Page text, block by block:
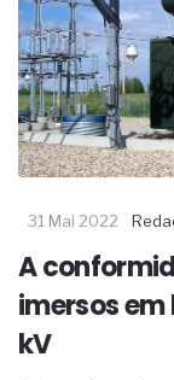
31 Mai 2022
A
imersos
kV